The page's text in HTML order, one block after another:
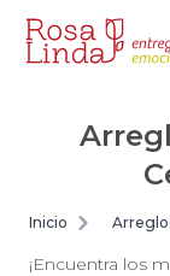
Inicio
¡Encuentra los